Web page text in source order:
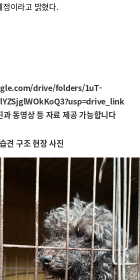
이라고 밝혔다.
drive/folders/1uT-
동영상 등 자료 제공 가능합니다
견 구조 현장 사진